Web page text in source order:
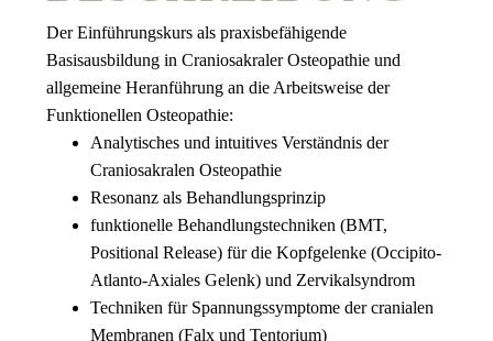
Der Einführungskurs als praxisbefähigende
Basisausbildung in Craniosakraler Osteopathie und
allgemeine Heranführung an die Arbeitsweise der
Funktionellen Osteopathie:
Analytisches und intuitives Verständnis der
Craniosakralen Osteopathie
Resonanz als Behandlungsprinzip
funktionelle Behandlungstechniken (BMT,
Positional Release) für die Kopfgelenke (Occipito-
Atlanto-Axiales Gelenk) und Zervikalsyndrom
Techniken für Spannungssymptome der cranialen
Membranen (Falx und Tentorium)